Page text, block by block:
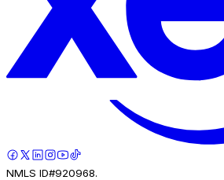
NMLS ID#920968.